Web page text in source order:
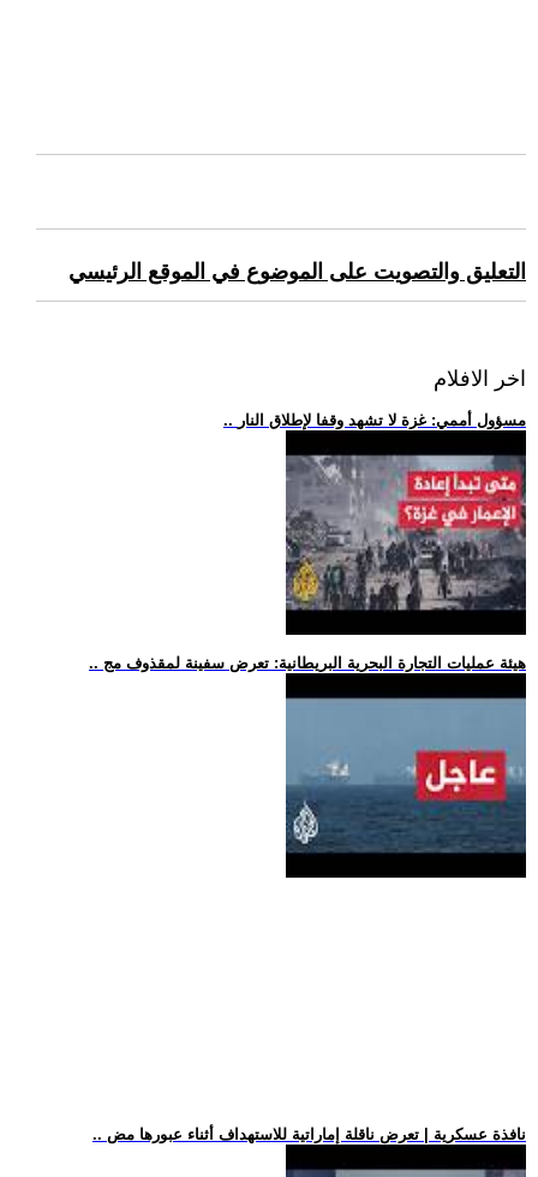
التعليق والتصويت على الموضوع في الموقع الرئيسي
اخر الافلام
.. مسؤول أممي: غزة لا تشهد وقفا لإطلاق النار
.. هيئة عمليات التجارة البحرية البريطانية: تعرض سفينة لمقذوف مج
.. نافذة عسكرية | تعرض ناقلة إماراتية للاستهداف أثناء عبورها مض